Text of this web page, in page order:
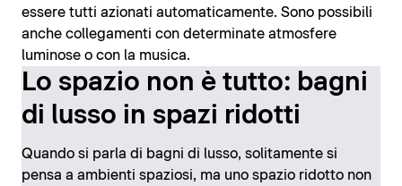
essere tutti azionati automaticamente. Sono possibili
anche collegamenti con determinate atmosfere
luminose o con la musica.
Lo spazio non è tutto: bagni
di lusso in spazi ridotti
Quando si parla di bagni di lusso, solitamente si
pensa a ambienti spaziosi, ma uno spazio ridotto non